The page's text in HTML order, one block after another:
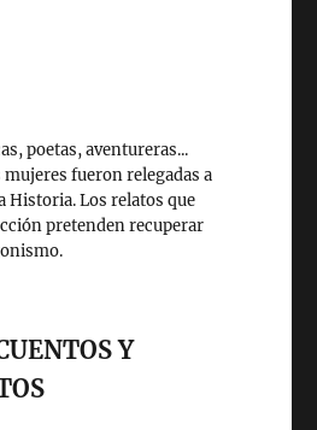
poetas, aventureras...
fueron relegadas a
Historia. Los relatos que
pretenden recuperar
Y